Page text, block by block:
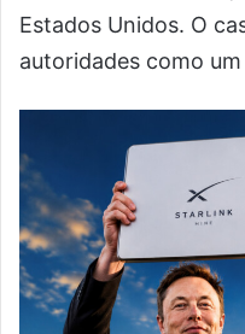
Estados Unidos. O
autoridades como